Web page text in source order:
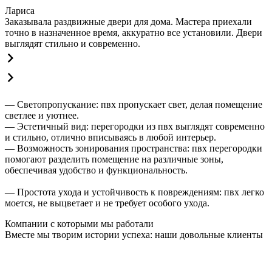
Лариса
Заказывала раздвижные двери для дома. Мастера приехали
точно в назначенное время, аккуратно все установили. Двери
выглядят стильно и современно.
— Светопропускание: пвх пропускает свет, делая помещение
светлее и уютнее.
— Эстетичный вид: перегородки из пвх выглядят современно
и стильно, отлично вписываясь в любой интерьер.
— Возможность зонирования пространства: пвх перегородки
помогают разделить помещение на различные зоны,
обеспечивая удобство и функциональность.
— Простота ухода и устойчивость к повреждениям: пвх легко
моется, не выцветает и не требует особого ухода.
Компании с которыми мы работали
Вместе мы творим истории успеха: наши довольные клиенты